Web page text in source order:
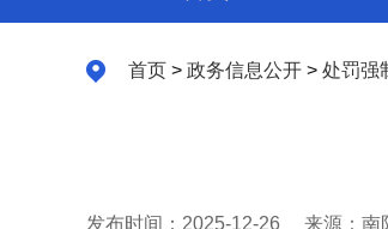
首页 > 政务信息公开 > 处罚强
发布时间：2025-12-26 来源：南